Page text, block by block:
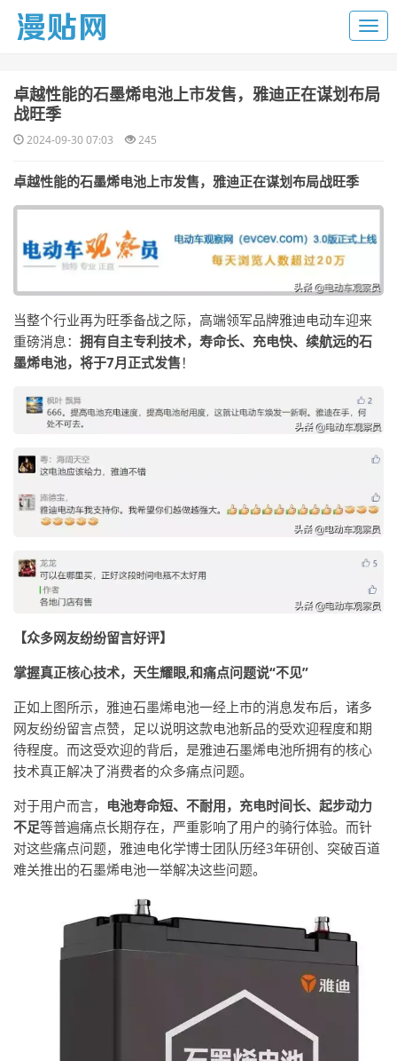
​卓越性能的石墨烯电池上市发售，雅迪正在谋划布局
战旺季
2024-09-30 07:03 245
卓越性能的石墨烯电池上市发售，雅迪正在谋划布局战旺季
当整个行业再为旺季备战之际，高端领军品牌雅迪电动车迎来
重磅消息： 拥有自主专利技术，寿命长、充电快、续航远的石
墨烯电池，将于7月正式发售！
【众多网友纷纷留言好评】
掌握真正核心技术，天生耀眼,和痛点问题说“不见”
正如上图所示，雅迪石墨烯电池一经上市的消息发布后，诸多
网友纷纷留言点赞，足以说明这款电池新品的受欢迎程度和期
待程度。而这受欢迎的背后，是雅迪石墨烯电池所拥有的核心
技术真正解决了消费者的众多痛点问题。
对于用户而言， 电池寿命短、不耐用，充电时间长、起步动力
不足等普遍痛点长期存在，严重影响了用户的骑行体验。而针
对这些痛点问题，雅迪电化学博士团队历经3年研创、突破百道
难关推出的石墨烯电池一举解决这些问题。